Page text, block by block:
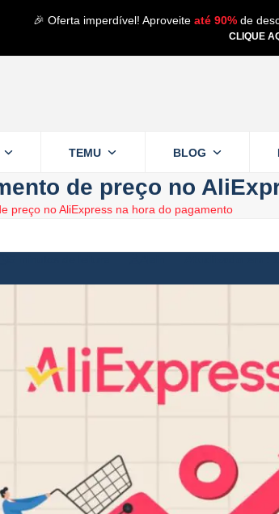
🎉 Oferta imperdível! Aproveite até 90%de
CLIQUE
TEMU BLOG
de preço no
preço no AliExpress na hora do pagamento